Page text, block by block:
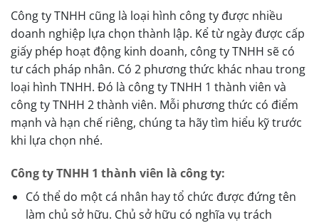
Công ty TNHH cũng là loại hình công ty được nhiều
doanh nghiệp lựa chọn thành lập. Kể từ ngày được cấp
giấy phép hoạt động kinh doanh, công ty TNHH sẽ có
tư cách pháp nhân. Có 2 phương thức khác nhau trong
loại hình TNHH. Đó là công ty TNHH 1 thành viên và
công ty TNHH 2 thành viên. Mỗi phương thức có điểm
mạnh và hạn chế riêng, chúng ta hãy tìm hiểu kỹ trước
khi lựa chọn nhé.
Công ty TNHH 1 thành viên là công ty:
Có thể do một cá nhân hay tổ chức được đứng tên
làm chủ sở hữu. Chủ sở hữu có nghĩa vụ trách